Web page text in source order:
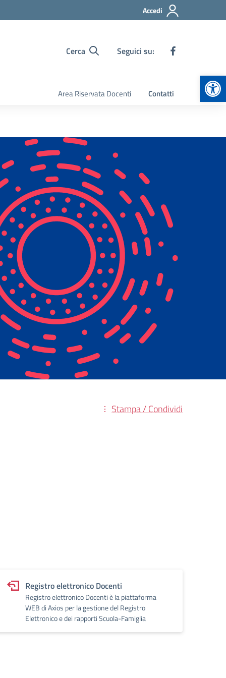
Accedi
Cerca Seguici su:
Area Riservata Docenti Contatti
Stampa / Condividi
Registro elettronico Docenti
Registro elettronico Docenti è la piattaforma
WEB di Axios per la gestione del Registro
Elettronico e dei rapporti Scuola-Famiglia